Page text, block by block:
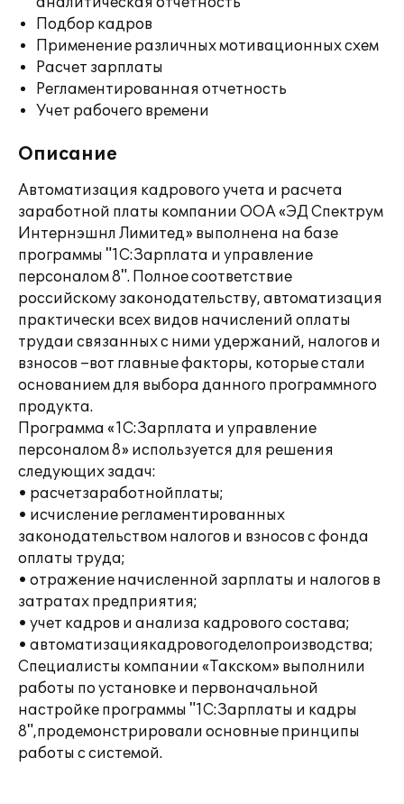
Подбор кадров
Применение различных мотивационных схем
Расчет зарплаты
Регламентированная отчетность
Учет рабочего времени
Описание
Автоматизация кадрового учета и расчета
заработной платы компании ООА «ЭД Спектрум
Интернэшнл Лимитед» выполнена на базе
программы "1С:Зарплата и управление
персоналом 8". Полное соответствие
российскому законодательству, автоматизация
практически всех видов начислений оплаты
трудаи связанных с ними удержаний, налогов и
взносов –вот главные факторы, которые стали
основанием для выбора данного программного
продукта.
Программа «1С:Зарплата и управление
персоналом 8» используется для решения
следующих задач:
• расчетзаработнойплаты;
• исчисление регламентированных
законодательством налогов и взносов с фонда
оплаты труда;
• отражение начисленной зарплаты и налогов в
затратах предприятия;
• учет кадров и анализа кадрового состава;
• автоматизациякадровогоделопроизводства;
Специалисты компании «Такском» выполнили
работы по установке и первоначальной
настройке программы "1С:Зарплаты и кадры
8",продемонстрировали основные принципы
работы с системой.